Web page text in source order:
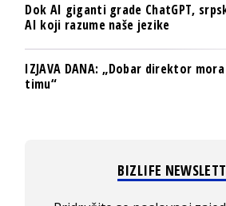
Dok AI giganti grade ChatGPT,
AI koji razume naše jezike
IZJAVA DANA: „Dobar direktor
timu“
BIZLIFE